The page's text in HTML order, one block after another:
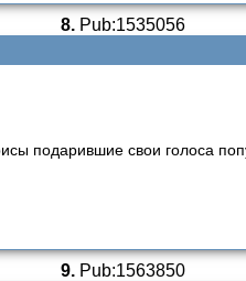
8.Pub:1535056
подарившие свои голоса
9.Pub:1563850